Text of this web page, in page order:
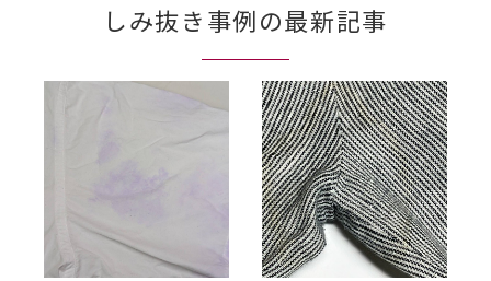
しみ抜き事例の最新記事